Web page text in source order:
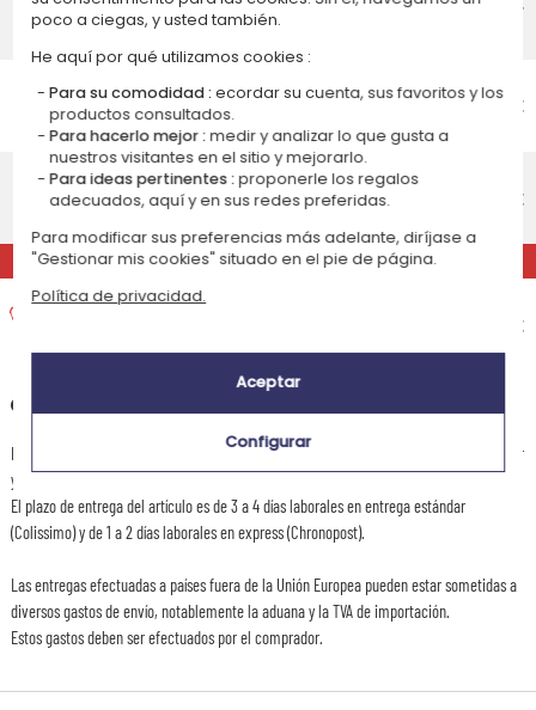
Recepción prevista el
Recepción prevista el
Jueves 13 de agosto 2026
4,95 €
Entrega estándar a domicilio
Recepción prevista el
Lunes 10 de agosto 2026
9,95 €
EXPRÉS
Entrega exprés a domicilio
Viernes 7 de agosto 2026
15,95 €
Otras destinaciones
El plazo de preparación de este articulo es de 2 días laborables con la entrega estándar
y de 1 día laborable con la entrega express.
El plazo de entrega del artículo es de 3 a 4 días laborales en entrega estándar
(Colissimo) y de 1 a 2 días laborales en express (Chronopost).
Las entregas efectuadas a países fuera de la Unión Europea pueden estar sometidas a
diversos gastos de envío, notablemente la aduana y la TVA de importación.
Estos gastos deben ser efectuados por el comprador.
poco a ciegas, y usted también.
He aquí por qué utilizamos cookies :
Para su comodidad : ecordar su cuenta, sus favoritos y los
productos consultados.
Para hacerlo mejor :medir y analizar lo que gusta a
nuestros visitantes en el sitio y mejorarlo.
Para ideas pertinentes :proponerle los regalos
adecuados, aquí y en sus redes preferidas.
Para modificar sus preferencias más adelante, diríjase a
"Gestionar mis cookies" situado en el pie de página.
Política de privacidad.
Aceptar
Configurar